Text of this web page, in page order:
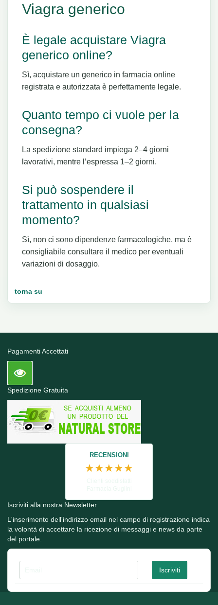
Viagra generico
È legale acquistare Viagra
generico online?
Sì, acquistare un generico in farmacia online
registrata e autorizzata è perfettamente legale.
Quanto tempo ci vuole per la
consegna?
La spedizione standard impiega 2–4 giorni
lavorativi, mentre l’espressa 1–2 giorni.
Si può sospendere il
trattamento in qualsiasi
momento?
Sì, non ci sono dipendenze farmacologiche, ma è
consigliabile consultare il medico per eventuali
variazioni di dosaggio.
torna su
Pagamenti Accettati
Spedizione Gratuita
RECENSIONI
★★★★★
Iscriviti alla nostra Newsletter
L'inserimento dell'indirizzo email nel campo di registrazione indica
la volontà di accettare la ricezione di messaggi e news da parte
del portale.